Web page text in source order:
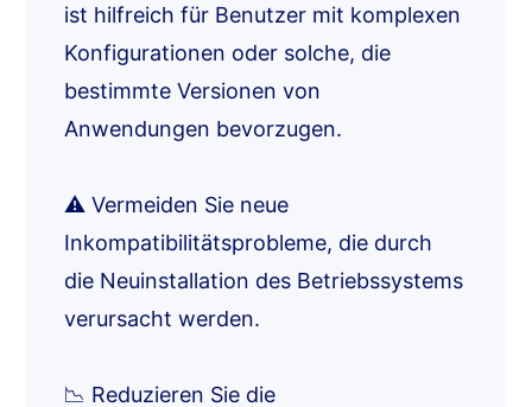
ist hilfreich für Benutzer mit komplexen
Konfigurationen oder solche, die
bestimmte Versionen von
Anwendungen bevorzugen.
⚠️ Vermeiden Sie neue
Inkompatibilitätsprobleme, die durch
die Neuinstallation des Betriebssystems
verursacht werden.
📉 Reduzieren Sie die